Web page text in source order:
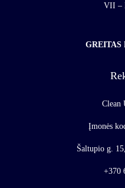
VII –
GREITAS
Clean
Įmonės
Šaltupio g.
+370